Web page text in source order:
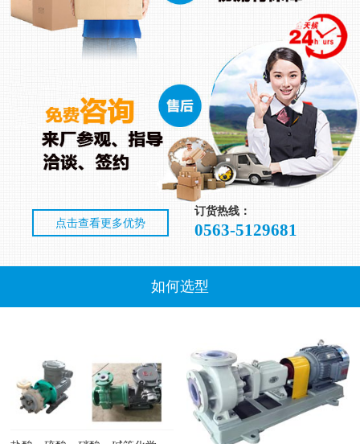
点击查看更多优势
订货热线：
0563-5129681
如何选型